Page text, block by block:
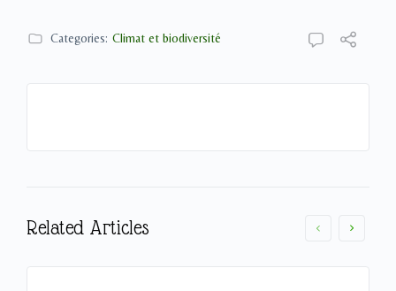
Categories: Climat et biodiversité
Related Articles